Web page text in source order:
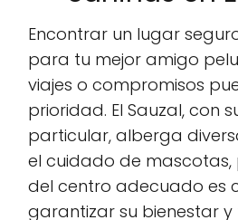
Encontrar un lugar
para tu mejor amigo
viajes o compromisos
prioridad. El Sauzal, con
particular, alberga
el cuidado de mascotas,
del centro adecuado es
garantizar su bienestar y